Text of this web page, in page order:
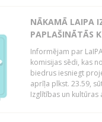
NĀKAMĀ LAIPA
PAPLAŠINĀTĀS
Informējam par
komisijas sēdi, kas
biedrus iesniegt
aprīļa plkst. 23.59,
Izglītības un kultūras